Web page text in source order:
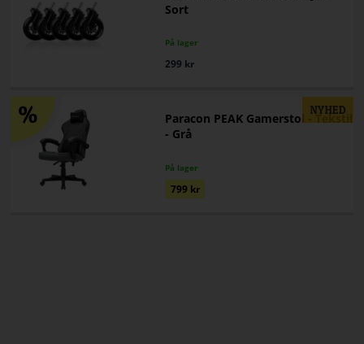
Sort
På lager
299 kr
Paracon PEAK Gamerstol - Tekstil
- Grå
På lager
799 kr